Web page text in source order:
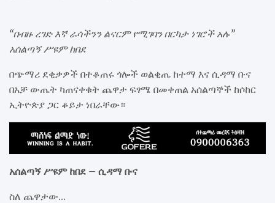
“በብዙ ረገድ እኛ ራሳችንን ልናርም የሚገባን በርካታ ነገሮች አሉ”
አሰልጣኝ ሥዩም ከበደ
በጭማሪ ደቂቃዎች በተቆጠሩ ጎሎች ወልቂጤ ከተማ እና ሲዳማ ቡና
በአቻ ውጤት ካጠናቀቁት ጨዋታ ፍፃሜ በመቀጠል አሰልጣኞች ከሶከር
ኢትዮጵያ ጋር ቆይታ ነበራቸው።
አሰልጣኝ ሥዩም ከበደ – ሲዳማ ቡና
ስለ ጨዋታው…